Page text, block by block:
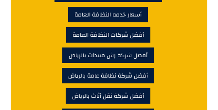
أسعار خدمه النظافة العامة
أفضل شركات النظافة العامة
أفضل شركة رش مبيدات بالرياض
أفضل شركة نظافة عامة بالرياض
أفضل شركة نقل أثاث بالرياض